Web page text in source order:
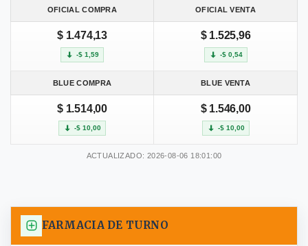
OFICIAL COMPRA OFICIAL VENTA
$ 1.474,13
-$ 1,59
$ 1.525,96
-$ 0,54
BLUE COMPRA BLUE VENTA
$ 1.514,00
-$ 10,00
$ 1.546,00
-$ 10,00
ACTUALIZADO: 2026-08-06 18:01:00
FARMACIA DE TURNO